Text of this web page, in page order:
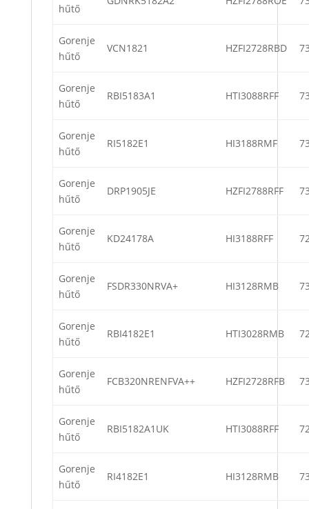
hűtő
Gorenje
hűtő
VCN1821 HZFI2728RBD
Gorenje
hűtő
RBI5183A1 HTI3088RFF
Gorenje
hűtő
RI5182E1 HI3188RMF
Gorenje
hűtő
DRP1905JE HZFI2788RFF
Gorenje
hűtő
KD24178A HI3188RFF
Gorenje
hűtő
FSDR330NRVA+ HI3128RMB
Gorenje
hűtő
RBI4182E1 HTI3028RMB
Gorenje
hűtő
FCB320NRENFVA++ HZFI2728RFB
Gorenje
hűtő
RBI5182A1UK HTI3088RFF
Gorenje
hűtő
RI4182E1 HI3128RMB